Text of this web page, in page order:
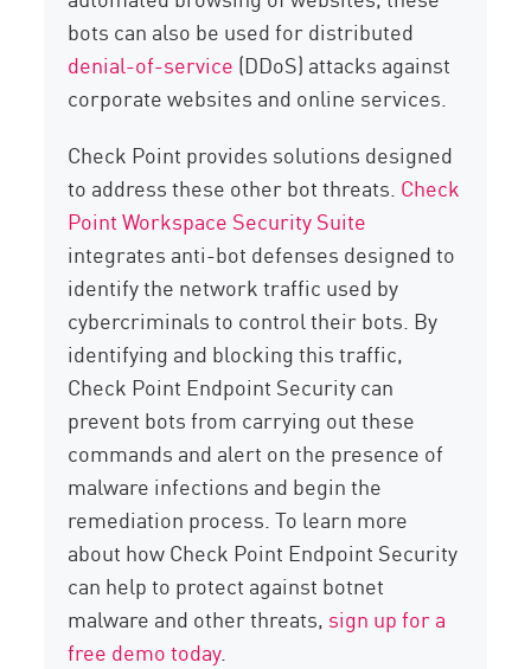
bots can also be used for distributed
denial-of-service (DDoS) attacks against
corporate websites and online services.
Check Point provides solutions designed
to address these other bot threats. Check
Point Workspace Security Suite
integrates anti-bot defenses designed to
identify the network traffic used by
cybercriminals to control their bots. By
identifying and blocking this traffic,
Check Point Endpoint Security can
prevent bots from carrying out these
commands and alert on the presence of
malware infections and begin the
remediation process. To learn more
about how Check Point Endpoint Security
can help to protect against botnet
malware and other threats, sign up for a
free demo today.